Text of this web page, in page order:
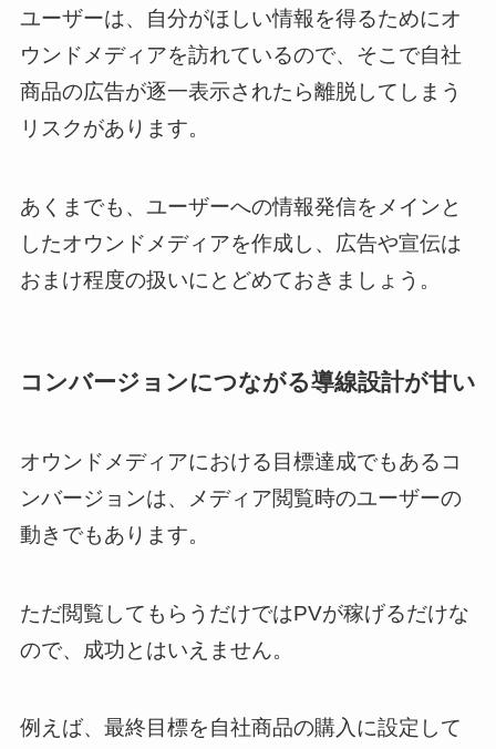
ユーザーは、自分がほしい情報を得るためにオ
ウンドメディアを訪れているので、そこで自社
商品の広告が逐一表示されたら離脱してしまう
リスクがあります。
あくまでも、ユーザーへの情報発信をメインと
したオウンドメディアを作成し、広告や宣伝は
おまけ程度の扱いにとどめておきましょう。
コンバージョンにつながる導線設計が甘い
オウンドメディアにおける目標達成でもあるコ
ンバージョンは、メディア閲覧時のユーザーの
動きでもあります。
ただ閲覧してもらうだけではPVが稼げるだけな
ので、成功とはいえません。
例えば、最終目標を自社商品の購入に設定して